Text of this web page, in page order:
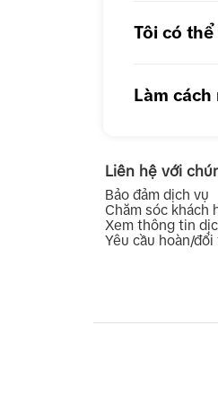
Tôi có
Làm
Liên hệ với
Bảo đảm dịch vụ
Chăm sóc khách
Xem thông tin
Yêu cầu hoàn/đổi